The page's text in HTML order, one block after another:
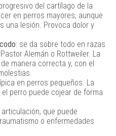
del cartílago de la
en perros mayores, aunque
una lesión. Provoca dolor y
: se da sobre todo en razas
Alemán o Rottweiler. La
manera correcta y, con el
en perros pequeños. La
el perro puede cojear de forma
que puede
o enfermedades